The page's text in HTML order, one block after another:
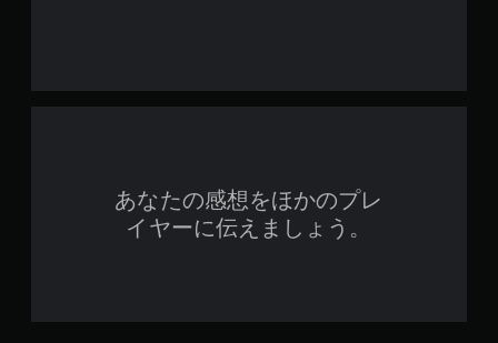
あなたの感想をほかのプレ
イヤーに伝えましょう。